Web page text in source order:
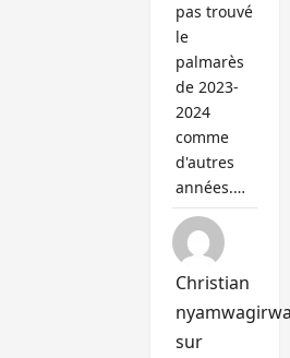
pas trouvé
le
palmarès
de 2023-
2024
comme
d'autres
années.…
Christian
sur